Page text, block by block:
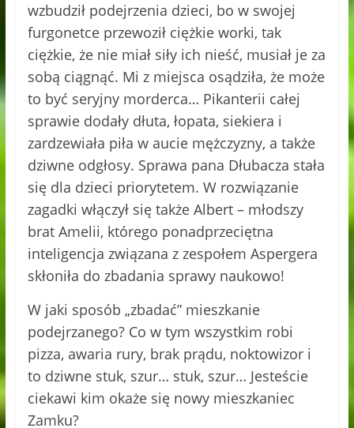
wzbudził podejrzenia dzieci, bo w swojej
furgonetce przewoził ciężkie worki, tak
ciężkie, że nie miał siły ich nieść, musiał je za
sobą ciągnąć. Mi z miejsca osądziła, że może
to być seryjny morderca… Pikanterii całej
sprawie dodały dłuta, łopata, siekiera i
zardzewiała piła w aucie mężczyzny, a także
dziwne odgłosy. Sprawa pana Dłubacza stała
się dla dzieci priorytetem. W rozwiązanie
zagadki włączył się także Albert – młodszy
brat Amelii, którego ponadprzeciętna
inteligencja związana z zespołem Aspergera
skłoniła do zbadania sprawy naukowo!
W jaki sposób „zbadać” mieszkanie
podejrzanego? Co w tym wszystkim robi
pizza, awaria rury, brak prądu, noktowizor i
to dziwne stuk, szur… stuk, szur… Jesteście
ciekawi kim okaże się nowy mieszkaniec
Zamku?